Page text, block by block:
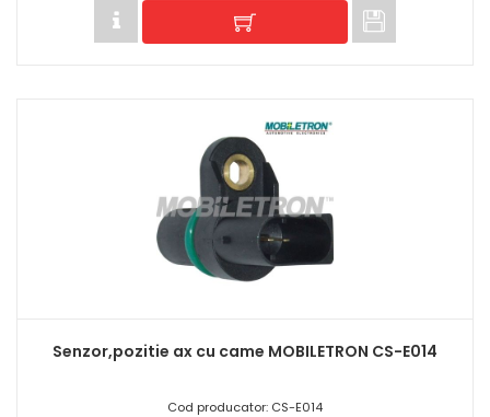
Senzor,pozitie ax cu came MOBILETRON CS-E014
Cod producator: CS-E014